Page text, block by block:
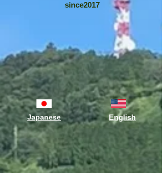
since2017
Japanese English